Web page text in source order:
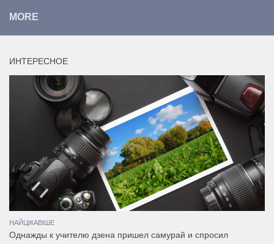
MORE
ИНТЕРЕСНОЕ
НАЙЦІКАВІШЕ
Однажды к учителю дзена пришел самурай и спросил